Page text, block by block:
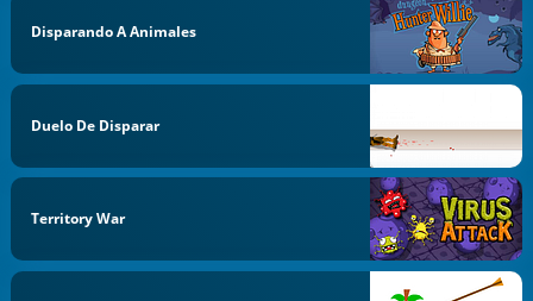
Disparando A Animales
Duelo De Disparar
Territory War